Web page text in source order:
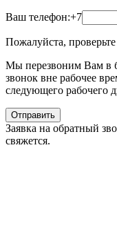
Ваш телефон:+7
Пожалуйста,
Мы перезвоним Вам в
звонок вне рабочее
следующего рабочего
Отправить
Заявка на обратный
свяжется.